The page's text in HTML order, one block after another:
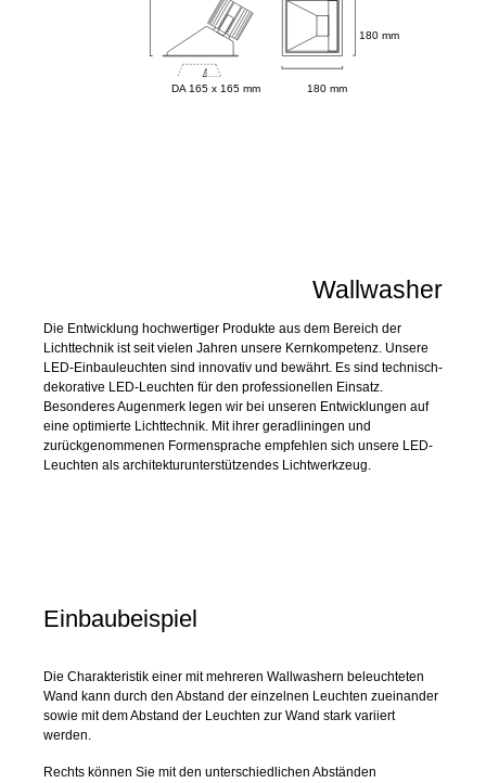
180 mm
DA 165 x 165 mm 180 mm
Wallwasher
Die Entwicklung hochwertiger Produkte aus dem Bereich der
Lichttechnik ist seit vielen Jahren unsere Kernkompetenz. Unsere
LED-Einbauleuchten sind innovativ und bewährt. Es sind technisch-
dekorative LED-Leuchten für den professionellen Einsatz.
Besonderes Augenmerk legen wir bei unseren Entwicklungen auf
eine optimierte Lichttechnik. Mit ihrer geradliningen und
zurückgenommenen Formensprache empfehlen sich unsere LED-
Leuchten als architekturunterstützendes Lichtwerkzeug.
Einbaubeispiel
Die Charakteristik einer mit mehreren Wallwashern beleuchteten
Wand kann durch den Abstand der einzelnen Leuchten zueinander
sowie mit dem Abstand der Leuchten zur Wand stark variiert
werden.
Rechts können Sie mit den unterschiedlichen Abständen